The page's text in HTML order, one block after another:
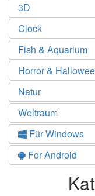
3D
Clock
Fish & Aquarium
Horror &
Natur
Weltraum
Für Windows
For Android